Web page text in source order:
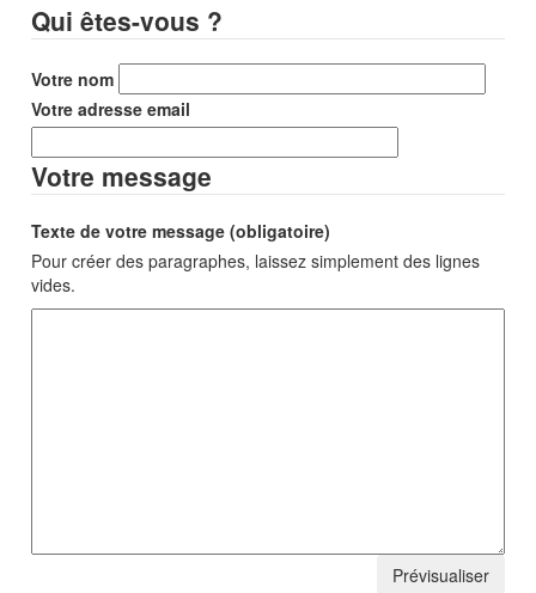
Qui êtes-vous ?
Votre nom
Votre adresse email
Votre message
Texte de votre message (obligatoire)
Pour créer des paragraphes, laissez simplement des lignes
vides.